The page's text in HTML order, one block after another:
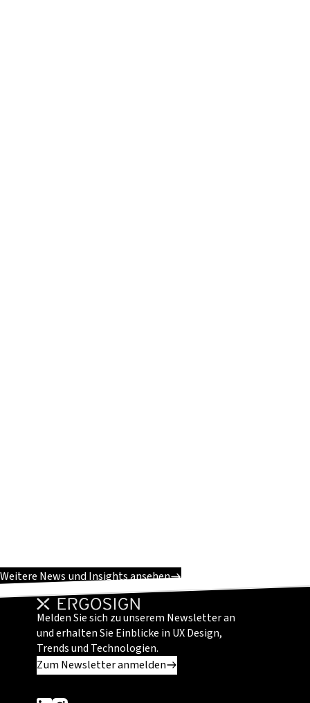
Weitere News und Insights ansehen
Melden Sie sich zu unserem Newsletter an
und erhalten Sie Einblicke in UX Design,
Trends und Technologien.
Zum Newsletter anmelden